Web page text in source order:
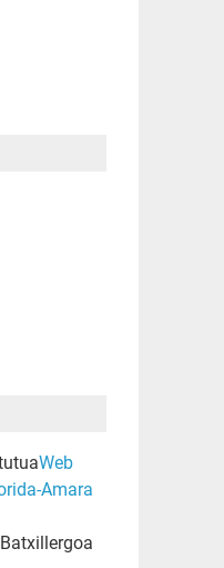
Web
Amara